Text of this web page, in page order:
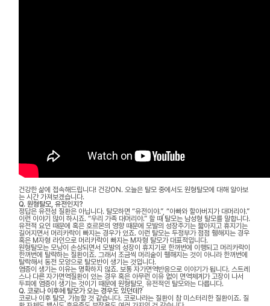
건강한 삶에 접속해드립니다! 건강ON. 오늘은 탈모 중에서도 원형탈모에 대해 알아보
는 시간 가져보겠습니다.
Q. 원형탈모, 유전인지?
정답은 유전성 질환은 아닙니다. 탈모하면 “유전이야.”, “아빠와 할아버지가 대머리야.”
이런 이야기 많이 하시죠. “우리 가족 대머리야.” 할 때 탈모는 남성형 탈모를 말합니다.
유전적 요인 때문에 혹은 호르몬의 영향 때문에 모발의 성장주기는 짧아지고 휴지기는
길어지면서 머리카락이 빠지는 경우가 있죠. 이런 탈모는 두정부가 점점 휑해지는 경우
혹은 M자형 라인으로 머리카락이 빠지는 M자형 탈모가 대표적입니다.
원형탈모는 모낭이 손상되면서 모발의 성장이 휴지기로 한꺼번에 이행되고 머리카락이
한꺼번에 탈락하는 질환이죠. 그래서 조금씩 머리숱이 휑해지는 것이 아니라 한꺼번에
탈락해서 동전 모양으로 탈모반이 생기는 것입니다.
염증이 생기는 이유는 명확하지 않죠. 보통 자가면역반응으로 이야기가 됩니다. 스트레
스나 다른 자가면역질환이 있는 경우 혹은 아무런 이유 없이 면역체계가 고장이 나서
두피에 염증이 생기는 것이기 때문에 원형탈모, 유전적인 탈모와는 다릅니다.
Q. 코로나 이후에 탈모가 오는 경우도 있던데?
코로나 이후 탈모, 가능할 것 같습니다. 코로나라는 질환이 참 미스터리한 질환이죠. 질